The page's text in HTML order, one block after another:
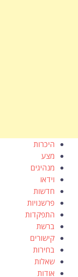
היכרות
מצע
מנהיגים
וידאו
חדשות
פרשנויות
התפקדות
ברשת
קישורים
בחירות
שאלות
אודות